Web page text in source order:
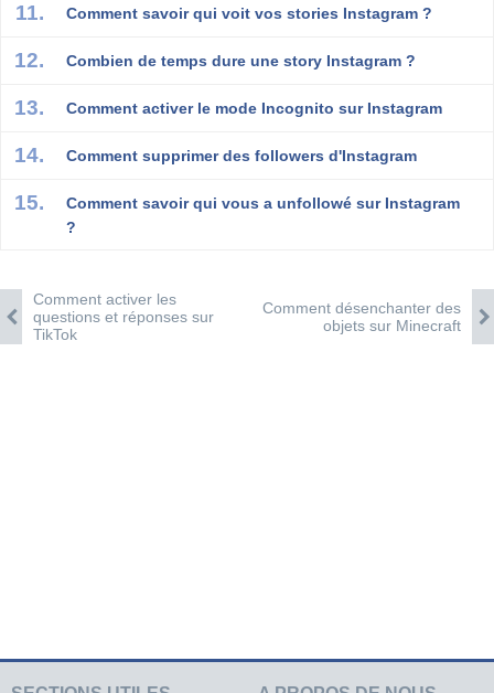
Comment savoir qui voit vos stories Instagram ?
Combien de temps dure une story Instagram ?
Comment activer le mode Incognito sur Instagram
Comment supprimer des followers d'Instagram
Comment savoir qui vous a unfollowé sur Instagram
?
Comment activer les
questions et réponses sur
TikTok
Comment désenchanter des
objets sur Minecraft